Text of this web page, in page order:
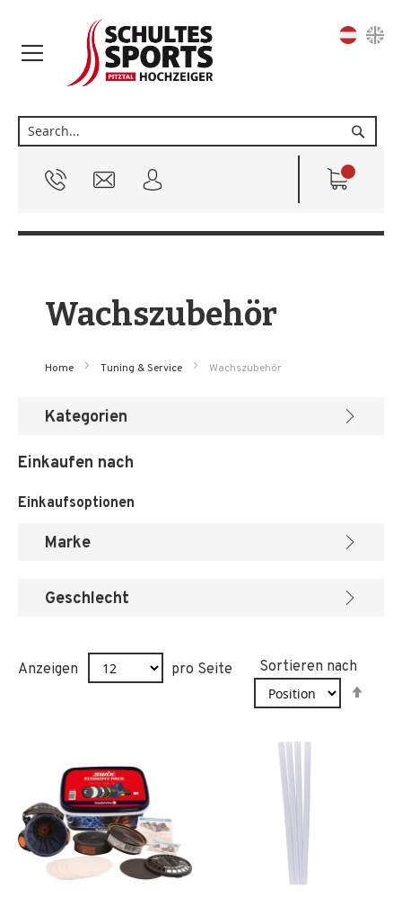
Suche
Sprache
Wachszubehör
Home Tuning & Service Wachszubehör
Anzeigen pro Seite
Sortieren nach
Kategorien
Einkaufen nach
Einkaufsoptionen
Marke
Geschlecht